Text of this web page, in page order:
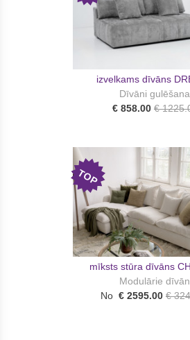
izvelkams dīvāns
Dīvāni
€ 858.00 €
TOP
mīksts stūra dīvāns
Modulārie
No € 2595.00 €